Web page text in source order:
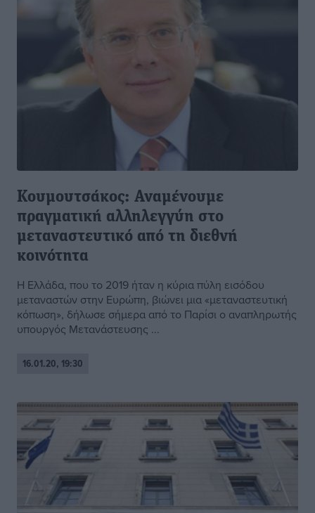
Κουμουτσάκος: Αναμένουμε
πραγματική αλληλεγγύη στο
μεταναστευτικό από τη διεθνή
κοινότητα
Η Ελλάδα, που το 2019 ήταν η κύρια πύλη εισόδου
μεταναστών στην Ευρώπη, βιώνει μια «μεταναστευτική
κόπωση», δήλωσε σήμερα από το Παρίσι ο αναπληρωτής
υπουργός Μετανάστευσης ...
16.01.20, 19:30